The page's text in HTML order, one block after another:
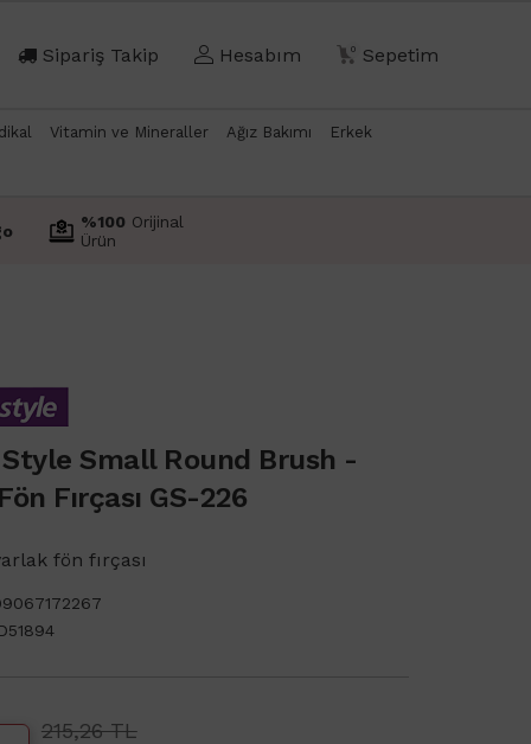
Sipariş Takip Hesabım 0 Sepetim
Vitamin ve Mineraller Ağız Bakımı Erkek
%100 Orijinal
Ürün
Small Round Brush -
Fırçası GS-226
fön fırçası
215,26 TL